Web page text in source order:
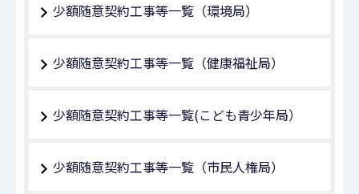
少額随意契約工事等一覧（環境局）
少額随意契約工事等一覧（健康福祉局）
少額随意契約工事等一覧(こども青少年局）
少額随意契約工事等一覧（市民人権局）